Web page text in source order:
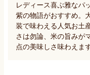
レディース喜ぶ雅なパ
紫の物語がおすすめ。
装で味わえる人気お土
さは勿論、米の旨みが
点の美味しさ味わえます